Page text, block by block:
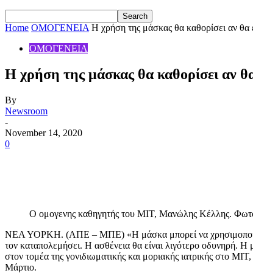
Home ΟΜΟΓΕΝΕΙΑ Η χρήση της μάσκας θα καθορίσει αν
ΟΜΟΓΕΝΕΙΑ
Η χρήση της μάσκας θα καθορίσει αν
By
Newsroom
-
November 14, 2020
0
Ο ομογενης καθηγητής του MIT, Μανώλης Κέλλης.
ΝΕΑ ΥΟΡΚΗ. (ΑΠΕ – ΜΠΕ) «Η μάσκα μπορεί να χρησιμοποιηθεί
τον καταπολεμήσει. Η ασθένεια θα είναι λιγότερο οδυνηρή.
στον τομέα της γονιδιωματικής και μοριακής ιατρικής στο
Μάρτιο.